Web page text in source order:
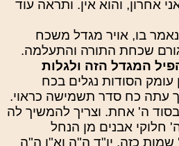
אחרון, והוא אין. ותראה עוד
בו, אויר מגדל משכח
שכחת התורה והתעלמה.
המגדל הזה ולגלות
עומק הסודות נגלים בכח
עתה כח סדר תשמישה כראוי.
ה' אחת. וצריך להמשיך לה
חלוקי אבנים מן הנחל
כזה, יו"ד ה"ה וא"ו ה"ה